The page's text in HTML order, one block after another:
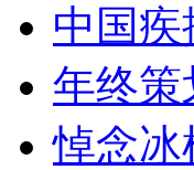
中国疾
年终策
悼念冰